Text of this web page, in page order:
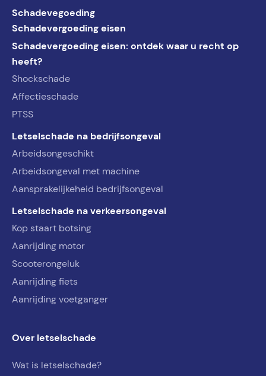
Schadevegoeding
Schadevergoeding eisen
Schadevergoeding eisen: ontdek waar u recht op
heeft?
Shockschade
Affectieschade
PTSS
Letselschade na bedrijfsongeval
Arbeidsongeschikt
Arbeidsongeval met machine
Aansprakelijkeheid bedrijfsongeval
Letselschade na verkeersongeval
Kop staart botsing
Aanrijding motor
Scooterongeluk
Aanrijding fiets
Aanrijding voetganger
Over letselschade
Wat is letselschade?